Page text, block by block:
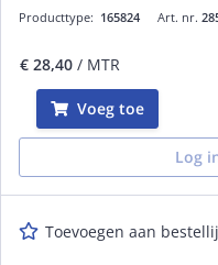
Art. nr.
Producttype: 165824
€ 28,40 / MTR
Voeg toe
Log
Toevoegen aan